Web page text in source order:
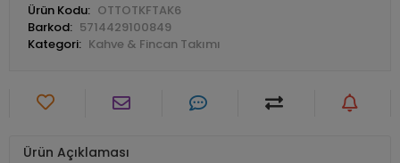
Ürün Kodu: OTTOTKFTAK6
Barkod: 5714429100849
Kategori: Kahve & Fincan Takımı
Ürün Açıklaması